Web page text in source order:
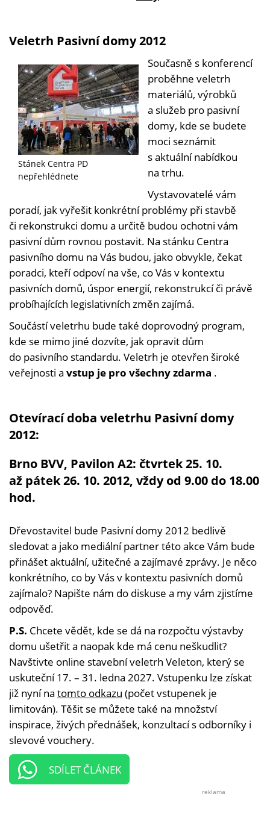
Veletrh Pasivní domy 2012
Stánek Centra PD
nepřehlédnete
Současně s konferencí
proběhne veletrh
materiálů, výrobků
a služeb pro pasivní
domy, kde se budete
moci seznámit
s aktuální nabídkou
na trhu.
Vystavovatelé vám
poradí, jak vyřešit konkrétní problémy při stavbě
či rekonstrukci domu a určitě budou ochotni vám
pasivní dům rovnou postavit. Na stánku Centra
pasivního domu na Vás budou, jako obvykle, čekat
poradci, kteří odpoví na vše, co Vás v kontextu
pasivních domů, úspor energií, rekonstrukcí či právě
probíhajících legislativních změn zajímá.
Součástí veletrhu bude také doprovodný program,
kde se mimo jiné dozvíte, jak opravit dům
do pasivního standardu. Veletrh je otevřen široké
veřejnosti a vstup je pro všechny zdarma .
Otevírací doba veletrhu Pasivní domy
2012:
Brno BVV, Pavilon A2: čtvrtek 25. 10.
až pátek 26. 10. 2012, vždy od 9.00 do 18.00
hod.
Dřevostavitel bude Pasivní domy 2012 bedlivě
sledovat a jako mediální partner této akce Vám bude
přinášet aktuální, užitečné a zajímavé zprávy. Je něco
konkrétního, co by Vás v kontextu pasivních domů
zajímalo? Napište nám do diskuse a my vám zjistíme
odpověď.
P.S. Chcete vědět, kde se dá na rozpočtu výstavby
domu ušetřit a naopak kde má cenu neškudlit?
Navštivte online stavební veletrh Veleton, který se
uskuteční 17. – 31. ledna 2027. Vstupenku lze získat
již nyní na tomto odkazu (počet vstupenek je
limitován). Těšit se můžete také na množství
inspirace, živých přednášek, konzultací s odborníky i
slevové vouchery.
SDÍLET ČLÁNEK
reklama